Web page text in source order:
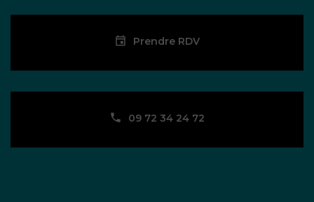
Prendre RDV
09 72 34 24 72